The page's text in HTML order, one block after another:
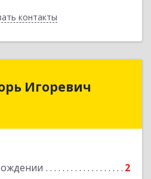
контакты
Назад
Игоревич
2
Югра, г. Радужный, 1 мкн.,